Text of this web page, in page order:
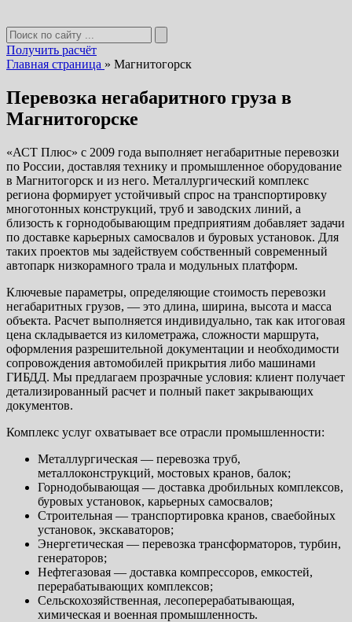
Получить расчёт
Главная страница » Магнитогорск
Перевозка негабаритного груза в
Магнитогорске
«АСТ Плюс» с 2009 года выполняет негабаритные перевозки
по России, доставляя технику и промышленное оборудование
в Магнитогорск и из него. Металлургический комплекс
региона формирует устойчивый спрос на транспортировку
многотонных конструкций, труб и заводских линий, а
близость к горнодобывающим предприятиям добавляет задачи
по доставке карьерных самосвалов и буровых установок. Для
таких проектов мы задействуем собственный современный
автопарк низкорамного трала и модульных платформ.
Ключевые параметры, определяющие стоимость перевозки
негабаритных грузов, — это длина, ширина, высота и масса
объекта. Расчет выполняется индивидуально, так как итоговая
цена складывается из километража, сложности маршрута,
оформления разрешительной документации и необходимости
сопровождения автомобилей прикрытия либо машинами
ГИБДД. Мы предлагаем прозрачные условия: клиент получает
детализированный расчет и полный пакет закрывающих
документов.
Комплекс услуг охватывает все отрасли промышленности:
Металлургическая — перевозка труб,
металлоконструкций, мостовых кранов, балок;
Горнодобывающая — доставка дробильных комплексов,
буровых установок, карьерных самосвалов;
Строительная — транспортировка кранов, сваебойных
установок, экскаваторов;
Энергетическая — перевозка трансформаторов, турбин,
генераторов;
Нефтегазовая — доставка компрессоров, емкостей,
перерабатывающих комплексов;
Сельскохозяйственная, лесоперерабатывающая,
химическая и военная промышленность.